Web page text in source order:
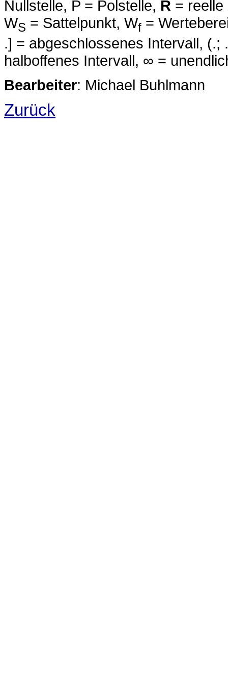
Nullstelle, P = Polstelle, R = reelle
WS = Sattelpunkt, Wf =
.] = abgeschlossenes Intervall,
halboffenes Intervall, ∞ =
Bearbeiter: Michael Buhlmann
Zurück